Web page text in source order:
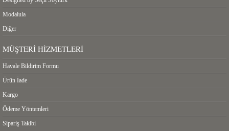
Modalula
Diğer
MÜŞTERI HIZMETLERI
Havale Bildirim Formu
Ürün İade
Kargo
Ödeme Yöntemleri
Sipariş Takibi